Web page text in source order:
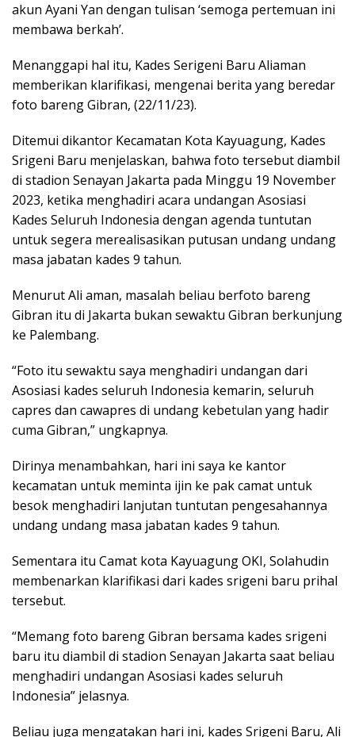
akun Ayani Yan dengan tulisan ‘semoga pertemuan ini
membawa berkah’.
Menanggapi hal itu, Kades Serigeni Baru Aliaman
memberikan klarifikasi, mengenai berita yang beredar
foto bareng Gibran, (22/11/23).
Ditemui dikantor Kecamatan Kota Kayuagung, Kades
Srigeni Baru menjelaskan, bahwa foto tersebut diambil
di stadion Senayan Jakarta pada Minggu 19 November
2023, ketika menghadiri acara undangan Asosiasi
Kades Seluruh Indonesia dengan agenda tuntutan
untuk segera merealisasikan putusan undang undang
masa jabatan kades 9 tahun.
Menurut Ali aman, masalah beliau berfoto bareng
Gibran itu di Jakarta bukan sewaktu Gibran berkunjung
ke Palembang.
“Foto itu sewaktu saya menghadiri undangan dari
Asosiasi kades seluruh Indonesia kemarin, seluruh
capres dan cawapres di undang kebetulan yang hadir
cuma Gibran,” ungkapnya.
Dirinya menambahkan, hari ini saya ke kantor
kecamatan untuk meminta ijin ke pak camat untuk
besok menghadiri lanjutan tuntutan pengesahannya
undang undang masa jabatan kades 9 tahun.
Sementara itu Camat kota Kayuagung OKI, Solahudin
membenarkan klarifikasi dari kades srigeni baru prihal
tersebut.
“Memang foto bareng Gibran bersama kades srigeni
baru itu diambil di stadion Senayan Jakarta saat beliau
menghadiri undangan Asosiasi kades seluruh
Indonesia” jelasnya.
Beliau juga mengatakan hari ini, kades Srigeni Baru, Ali